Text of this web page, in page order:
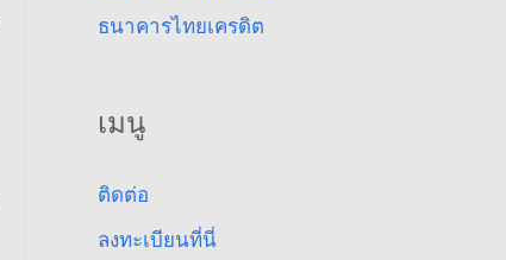
ธนาคารไทยเครดิต
เมนู
ติดต่อ
ลงทะเบียนที่นี่